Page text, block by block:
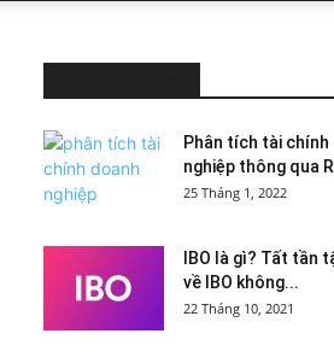
Phân tích tài chính
nghiệp thông qua
25 Tháng 1, 2022
IBO là gì? Tất tần
về IBO không...
22 Tháng 10, 2021